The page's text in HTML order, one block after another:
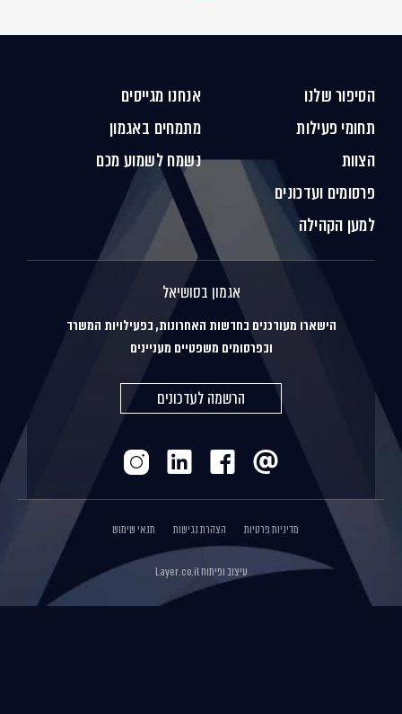
הסיפור שלנו
תחומי פעילות
הצוות
פרסומים ועדכונים
למען הקהילה
אנחנו מגייסים
מתמחים באגמון
נשמח לשמוע מכם
אגמון בסושיאל
הישארו מעודכנים בחדשות האחרונות, בפעילויות המשרד
ובפרסומים משפטיים מעניינים
הרשמה לעדכונים
מדיניות פרטיות הצהרת נגישות תנאי שימוש
עיצוב ופיתוחLayer.co.il